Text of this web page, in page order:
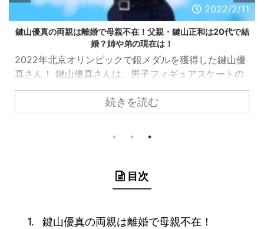
2022/2/11
鍵山優真の両親は離婚で母親不在！父親・鍵山正和は20代で結
婚？姉や弟の現在は！
2022年北京オリンピックで銀メダルを獲得した鍵山優
真さん！ 鍵山優真さんは、男子フィギュアスケートの
次世代エースとして以前から注目されてきたのです
が、今回の銀メダル獲得は、そんな世論の期待に見事
に応えた形になりましたね～ そんな鍵山優真さんの母
ん、弟の三人兄弟で5人家族と噂があったのですが、最
新情報で、実は鍵山優真さんの両親はずっと前に離婚
続きを読む
目次
鍵山優真の両親は離婚で母親不在！